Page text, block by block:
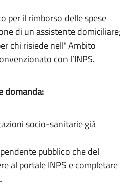
per il rimborso delle spese
di un assistente domiciliare;
chi risiede nell' Ambito
con l’INPS.
domanda:
socio-sanitarie già
pubblico che del
al portale INPS e completare